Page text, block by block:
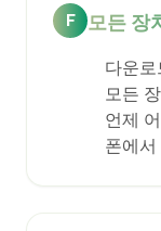
F 모든 장
다운
모든
언제
폰에